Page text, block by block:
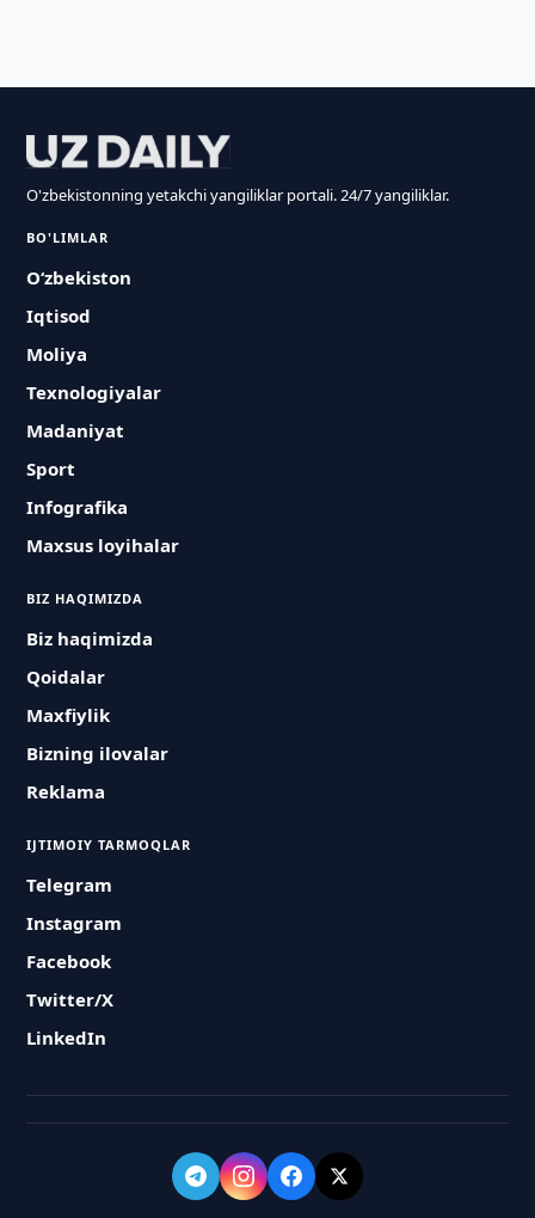
O'zbekistonning yetakchi yangiliklar portali. 24/7 yangiliklar.
BO'LIMLAR
O‘zbekiston
Iqtisod
Moliya
Texnologiyalar
Madaniyat
Sport
Infografika
Maxsus loyihalar
BIZ HAQIMIZDA
Biz haqimizda
Qoidalar
Maxfiylik
Bizning ilovalar
Reklama
IJTIMOIY TARMOQLAR
Telegram
Instagram
Facebook
Twitter/X
LinkedIn